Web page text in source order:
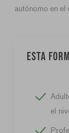
autónomo en el
Esta
el